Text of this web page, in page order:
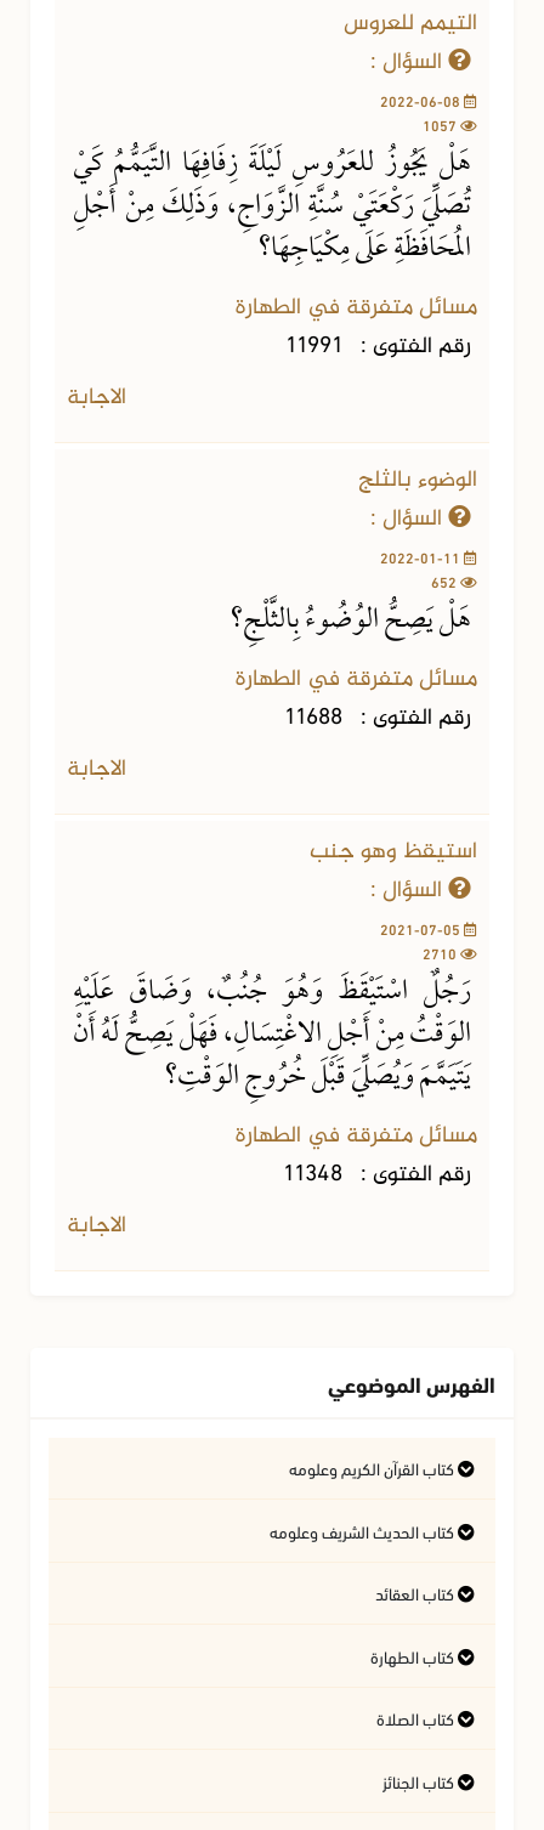
التيمم للعروس
السؤال :
هَلْ يَجُوزُ للعَرُوسِ لَيْلَةَ زِفَافِهَا التَّيَمُّمُ كَيْ
تُصَلِّيَ رَكْعَتَيْ سُنَّةِ الزَّوَاجِ، وَذَلِكَ مِنْ أَجْلِ
المُحَافَظَةِ عَلَى مِكْيَاجِهَا؟
مسائل متفرقة في الطهارة
رقم الفتوى : 11991
الاجابة
الوضوء بالثلج
السؤال :
هَلْ يَصِحُّ الوُضُوءُ بِالثَّلْجِ؟
مسائل متفرقة في الطهارة
رقم الفتوى : 11688
الاجابة
استيقظ وهو جنب
السؤال :
رَجُلٌ اسْتَيْقَظَ وَهُوَ جُنُبٌ، وَضَاقَ عَلَيْهِ
الوَقْتُ مِنْ أَجْلِ الاغْتِسَالِ، فَهَلْ يَصِحُّ لَهُ أَنْ
يَتَيَمَّمَ وَيُصَلِّيَ قَبْلَ خُرُوجِ الوَقْتِ؟
مسائل متفرقة في الطهارة
رقم الفتوى : 11348
الاجابة
الفهرس الموضوعي
كتاب القرآن الكريم وعلومه
التفسير وعلوم القرآن
فتاوى متعلقة بالقرآن الكريم
آداب تلاوة القرآن الكريم
كتاب الحديث الشريف وعلومه
فتاوى متعلقة بالحديث الشريف
أسئلة في السيرة النبوية
كتاب العقائد
المسائل المتعلقة بالعقيدة
كتاب الطهارة
أحكام المياه
النجاسات وأحكامها
كتاب الصلاة
أهمية الصلاة
كتاب الجنائز